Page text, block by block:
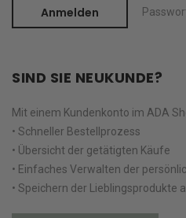
Anmelden
SIND SIE NEUKUNDE?
Mit einem Kundenkonto im ADA
• Schneller Bestellprozess
• Übersicht der getätigten Käufe
• Einfaches Verwalten der
• Speichern der Lieblingsprodukte